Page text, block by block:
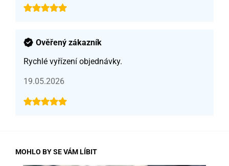
Ověřený zákazník
Rychlé vyřízení objednávky.
19.05.2026
MOHLO BY SE VÁM LÍBIT